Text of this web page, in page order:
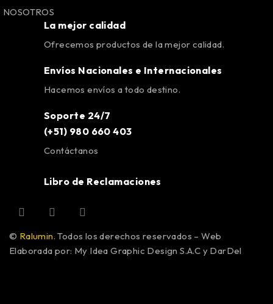
NOSOTROS
La mejor calidad
Ofrecemos productos de la mejor calidad.
Envíos Nacionales e Internacionales
Hacemos envíos a todo destino.
Soporte 24/7
(+51) 980 660 403
Contáctanos
Libro de Reclamaciones
© Ralumin. Todos los derechos reservados – Web
Elaborada por: My Idea Graphic Design S.A.C y DarDel